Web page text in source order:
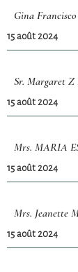
Gina Francisco
15 août 2024
Sr. Margaret
15 août 2024
Mrs. MARIA
15 août 2024
Mrs. Jeanette
15 août 2024